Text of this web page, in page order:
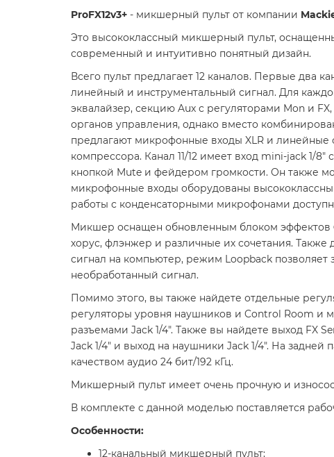
ProFX12v3+ - микшерный пульт от компании
Это высококлассный микшерный пульт,
современный и интуитивно понятный дизайн.
Всего пульт предлагает 12 каналов. Первые
линейный и инструментальный сигнал. Для
эквалайзер, секцию Aux с регуляторами Mon и
органов управления, однако вместо
предлагают микрофонные входы XLR и линейные
компрессора. Канал 11/12 имеет вход mini-jack 1/
кнопкой Mute и фейдером громкости. Он также
микрофонные входы оборудованы
работы с конденсаторными микрофонами
Микшер оснащен обновленным блоком эффектов
хорус, флэнжер и различные их сочетания.
сигнал на компьютер, режим Loopback
необработанный сигнал.
Помимо этого, вы также найдете отдельные
регуляторы уровня наушников и Control Room и
разъемами Jack 1/4". Также вы найдете выход FX
Jack 1/4" и выход на наушники Jack 1/4". На
качеством аудио 24 бит/192 кГц.
Микшерный пульт имеет очень прочную и
В комплекте с данной моделью поставляется
Особенности:
12-канальный микшерный пульт;